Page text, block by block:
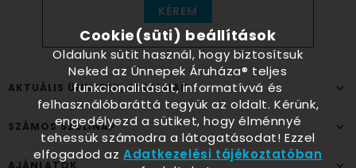
KÉREM
AKTUÁLIS ÜNNEPEK, ALKALMAK
SZÁMOS SZÜLINAP
AJÁNLATOK
Cookie(süti) beállítások
Oldalunk sütit használ, hogy biztosítsuk
Neked az Ünnepek Áruháza® teljes
funkcionalitását, informatívvá és
felhasználóbaráttá tegyük az oldalt. Kérünk,
engedélyezd a sütiket, hogy élménnyé
tehessük számodra a látogatásodat! Ezzel
elfogadod azAdatkezelési tájékoztatóban